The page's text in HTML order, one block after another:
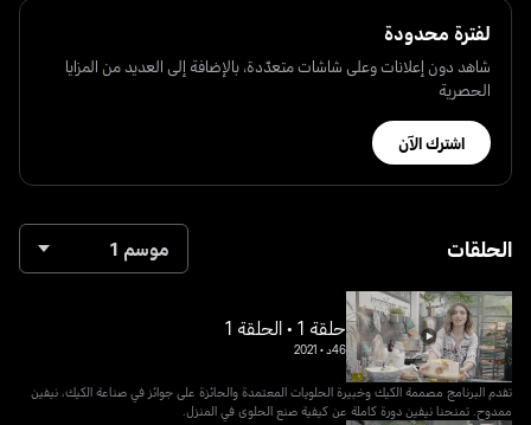
لفترة محدودة
شاهد دون إعلانات وعلى شاشات متعدّدة، بالإضافة إلى العديد من المزايا
الحصرية
اشترك الآن
الحلقات موسم 1
حلقة 1 • الحلقة 1
46د •
2021
تقدم البرنامج مصممة الكيك وخبيرة الحلويات المعتمدة والحائزة على جوائز في صناعة الكيك، نيفين
ممدوح. تمنحنا نيفين دورة كاملة عن كيفية صنع الحلوى في المنزل.